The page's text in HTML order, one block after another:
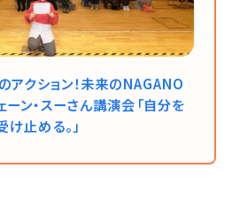
アクション！未来のNAGANO
ン・スーさん講演会「自分を
止める。」